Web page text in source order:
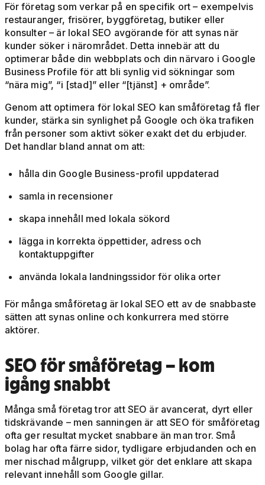
För företag som verkar på en specifik ort – exempelvis
restauranger, frisörer, byggföretag, butiker eller
konsulter – är lokal SEO avgörande för att synas när
kunder söker i närområdet. Detta innebär att du
optimerar både din webbplats och din närvaro i Google
Business Profile för att bli synlig vid sökningar som
“nära mig”, “i [stad]” eller “[tjänst] + område”.
Genom att optimera för lokal SEO kan småföretag få fler
kunder, stärka sin synlighet på Google och öka trafiken
från personer som aktivt söker exakt det du erbjuder.
Det handlar bland annat om att:
hålla din Google Business-profil uppdaterad
samla in recensioner
skapa innehåll med lokala sökord
lägga in korrekta öppettider, adress och
kontaktuppgifter
använda lokala landningssidor för olika orter
För många småföretag är lokal SEO ett av de snabbaste
sätten att synas online och konkurrera med större
aktörer.
SEO för småföretag – kom
igång snabbt
Många små företag tror att SEO är avancerat, dyrt eller
tidskrävande – men sanningen är att SEO för småföretag
ofta ger resultat mycket snabbare än man tror. Små
bolag har ofta färre sidor, tydligare erbjudanden och en
mer nischad målgrupp, vilket gör det enklare att skapa
relevant innehåll som Google gillar.